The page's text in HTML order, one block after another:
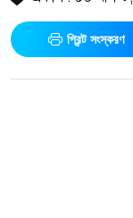
প্রিন্ট সংস্করণ